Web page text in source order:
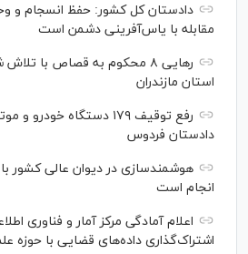
دادستان کل کشور: حفظ انسجام و
مقابله با یاس‌آفرینی دشمن است
رهایی ۸ محکوم به قصاص با
استان مازندران
رفع توقیف ۱۷۹ دستگاه
دادستان فردوس
هوشمندسازی در دیوان عالی کشور
انجام است
اعلام آمادگی مرکز آمار و فناوری
اشتراک‌گذاری داده‌های قضایی با حوزه